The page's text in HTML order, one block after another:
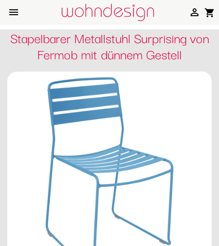
 shopping_cart

Stapelbarer Metallstuhl Surprising von
Fermob mit dünnem Gestell